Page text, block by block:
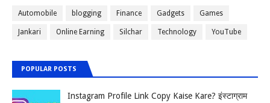
Automobile blogging Finance Gadgets Games
Jankari Online Earning Silchar Technology YouTube
POPULAR POSTS
Instagram Profile Link Copy Kaise Kare? इंस्टाग्राम